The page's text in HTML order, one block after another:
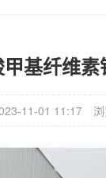
基纤维
11-01 11:17